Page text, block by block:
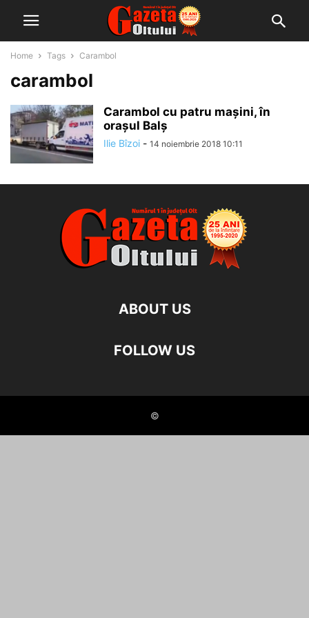
Home Tags Carambol
carambol
Carambol cu patru mașini, în
orașul Balș
Ilie Bîzoi - 14 noiembrie 2018 10:11
ABOUT US
FOLLOW US
©